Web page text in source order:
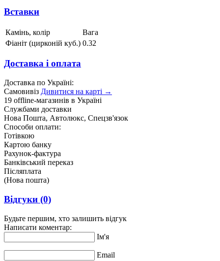
Вставки
Камінь, колір
Вага
Фіаніт (цирконій куб.) 0.32
Доставка і оплата
Доставка по Україні:
Самовивіз Дивитися на карті →
19 offline-магазинів в Україні
Службами доставки
Нова Пошта, Автолюкс, Спецзв'язок
Способи оплати:
Готівкою
Картою банку
Рахунок-фактура
Банківський переказ
Післяплата
(Нова пошта)
Відгуки (0)
Будьте першим, хто залишить відгук
Написати коментар:
Ім'я
Email